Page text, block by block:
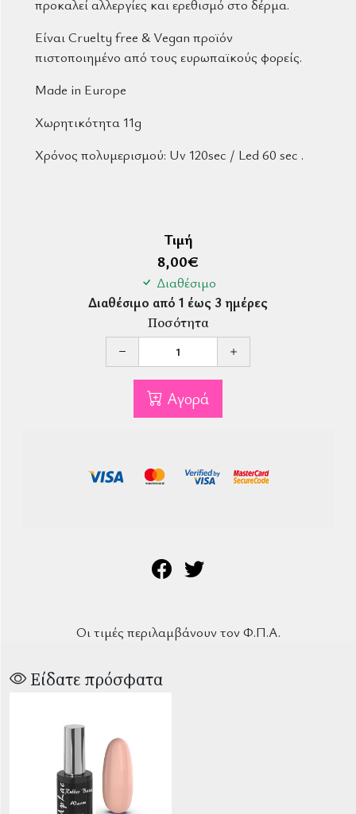
προκαλεί αλλεργίες και ερεθισμό στο δέρμα.
ΕίναιCruelty free & Vegan προϊόν
πιστοποιημένο από τους ευρωπαϊκούς φορείς.
Made in Europe
Χωρητικότητα 11g
Χρόνος πολυμερισμού: Uv 120sec / Led 60 sec .
Τιμή
8,00€
Διαθέσιμο
Διαθέσιμο από 1 έως 3 ημέρες
Ποσότητα
Αγορά
Οι τιμές περιλαμβάνουν τον Φ.Π.Α.
Είδατε πρόσφατα